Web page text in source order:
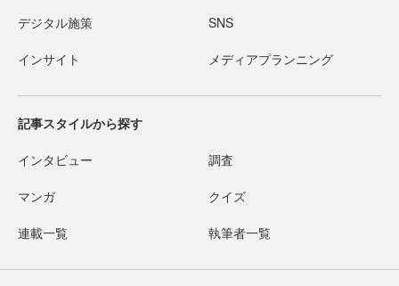
デジタル施策 SNS
インサイト メディアプランニング
記事スタイルから探す
インタビュー 調査
マンガ クイズ
連載一覧 執筆者一覧